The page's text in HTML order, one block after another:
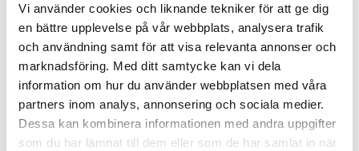
Vi använder cookies och liknande tekniker för att ge dig
en bättre upplevelse på vår webbplats, analysera trafik
och användning samt för att visa relevanta annonser och
marknadsföring. Med ditt samtycke kan vi dela
information om hur du använder webbplatsen med våra
partners inom analys, annonsering och sociala medier.
Dessa kan kombinera informationen med andra uppgifter
som du har lämnat till dem eller som de har samlat in när
FVB-News 47
FVB-News 46
FVB-News 45
FVB-News 44
FVB-News 43
All news
Archive
2026